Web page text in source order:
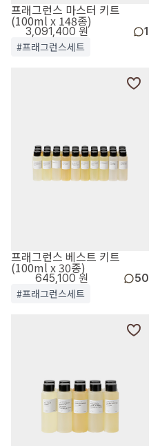
프래그런스 마스터 키트
(100ml x 148종)
3,091,400 원 1
#프래그런스세트
프래그런스 베스트 키트
(100ml x 30종)
645,100 원 50
#프래그런스세트